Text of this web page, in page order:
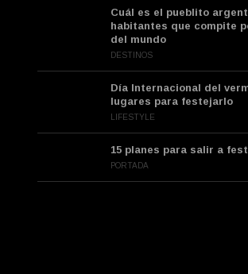
Cuál es el pueblito
habitantes que compite
del mundo
DESTINOS
Día Internacional del
lugares para festejarlo
LIFESTYLE
15 planes para salir a
PORTADA